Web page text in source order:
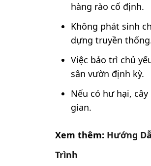
hàng rào cố định.
Không phát sinh
dựng truyền
Việc bảo trì chủ
sân vườn định kỳ.
Nếu có hư hại,
gian.
Xem thêm: Hướng
Trình